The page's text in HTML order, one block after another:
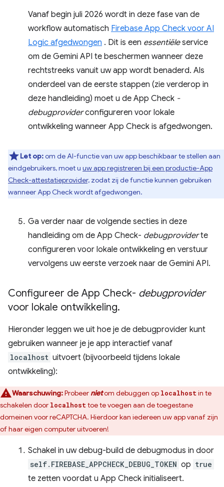
Vanaf begin juli 2026 wordt in deze fase van de
workflow automatisch Firebase App Check voor AI
Logic afgedwongen . Dit is een essentiëleservice
om de Gemini API te beschermen wanneer deze
rechtstreeks vanuit uw app wordt benaderd. Als
onderdeel van de eerste stappen (zie verderop in
deze handleiding) moet u de App Check -
debugproviderconfigureren voor lokale
ontwikkeling wanneer App Check is afgedwongen.
Let op:om de AI-functie van uw app beschikbaar te stellen aan
eindgebruikers, moet u uw app registreren bij een productie-App
Check-attestatieprovider, zodat zij de functie kunnen gebruiken
wanneer App Check wordt afgedwongen.
Ga verder naar de volgende secties in deze
handleiding om de App Check- debugproviderte
configureren voor lokale ontwikkeling en verstuur
vervolgens uw eerste verzoek naar de Gemini API.
Configureer de App Check- debugprovider
voor lokale ontwikkeling.
Hieronder leggen we uit hoe je de debugprovider kunt
gebruiken wanneer je je app interactief vanaf
localhost uitvoert (bijvoorbeeld tijdens lokale
ontwikkeling):
Waarschuwing:Probeer nietom debuggen op localhost in te
schakelen door localhost toe te voegen aan de toegestane
domeinen voor reCAPTCHA. Hierdoor kan iedereen uw app vanaf zijn
of haar eigen computer uitvoeren!
Schakel in uw debug-build de debugmodus in door
self.FIREBASE_APPCHECK_DEBUG_TOKEN op true
te zetten voordat u App Check initialiseert.